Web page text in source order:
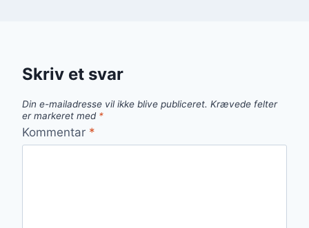
Skriv et svar
Din e-mailadresse vil ikke blive publiceret. Krævede felter
er markeret med *
Kommentar *